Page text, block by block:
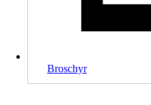
Broschyr